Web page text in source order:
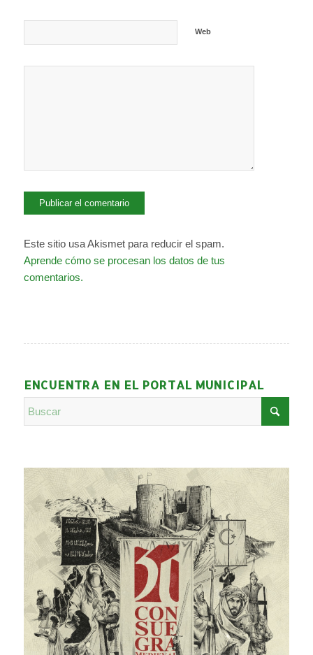
Web
Este sitio usa Akismet para reducir el spam.
Aprende cómo se procesan los datos de tus
comentarios.
ENCUENTRA EN EL PORTAL MUNICIPAL